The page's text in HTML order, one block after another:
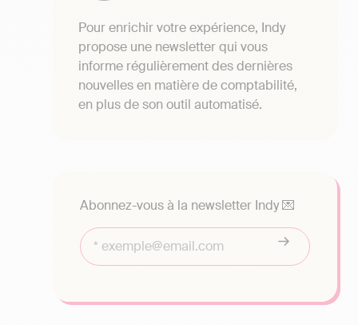
Pour enrichir votre expérience, Indy
propose une newsletter qui vous
informe régulièrement des dernières
nouvelles en matière de comptabilité,
en plus de son outil automatisé.
Abonnez-vous à la newsletter Indy 💌